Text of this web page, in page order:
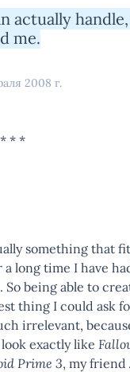
actually
me.
2008 г.
something that
long time I have
being able to
thing I could ask
irrelevant,
exactly like
Prime 3, my friend